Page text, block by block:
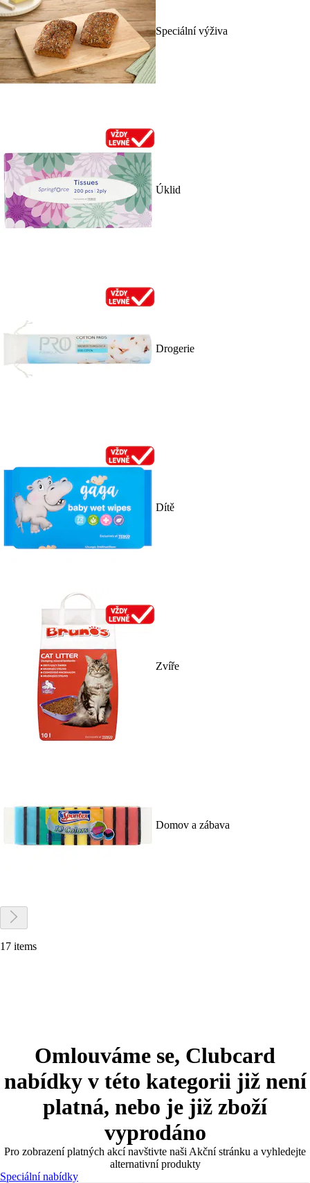
Speciální výživa
Úklid
Drogerie
Dítě
Zvíře
Domov a zábava
17 items
Omlouváme se, Clubcard
nabídky v této kategorii již není
platná, nebo je již zboží
vyprodáno
Pro zobrazení platných akcí navštivte naši Akční stránku a vyhledejte
alternativní produkty
Speciální nabídky